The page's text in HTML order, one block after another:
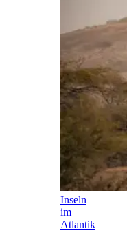
Inseln
im
Atlantik